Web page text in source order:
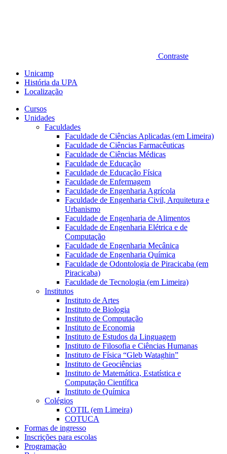
Contraste
Unicamp
História da UPA
Localização
Cursos
Unidades
Faculdades
Faculdade de Ciências Aplicadas (em Limeira)
Faculdade de Ciências Farmacêuticas
Faculdade de Ciências Médicas
Faculdade de Educação
Faculdade de Educação Física
Faculdade de Enfermagem
Faculdade de Engenharia Agrícola
Faculdade de Engenharia Civil, Arquitetura e
Urbanismo
Faculdade de Engenharia de Alimentos
Faculdade de Engenharia Elétrica e de
Computação
Faculdade de Engenharia Mecânica
Faculdade de Engenharia Química
Faculdade de Odontologia de Piracicaba (em
Piracicaba)
Faculdade de Tecnologia (em Limeira)
Institutos
Instituto de Artes
Instituto de Biologia
Instituto de Computação
Instituto de Economia
Instituto de Estudos da Linguagem
Instituto de Filosofia e Ciências Humanas
Instituto de Física “Gleb Wataghin”
Instituto de Geociências
Instituto de Matemática, Estatística e
Computação Científica
Instituto de Química
Colégios
COTIL (em Limeira)
COTUCA
Formas de ingresso
Inscrições para escolas
Programação